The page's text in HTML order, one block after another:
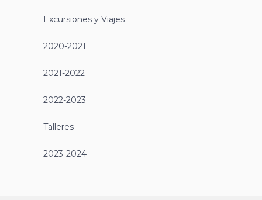
Excursiones y Viajes
2020-2021
2021-2022
2022-2023
Talleres
2023-2024